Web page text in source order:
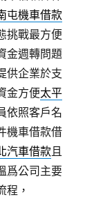
屯機車借款
挑戰最方便
金週轉問題
供企業於支
金方便太平
依照客戶名
機車借款借
汽車借款且
爲公司主要
程，